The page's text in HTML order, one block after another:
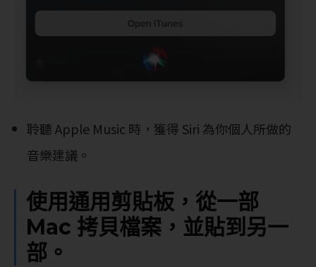
聆聽 Apple Music 時，獲得 Siri 為你個人所做的
音樂建議。
使用通用剪貼板，從一部
Mac 拷貝檔案，並貼到另一
部。